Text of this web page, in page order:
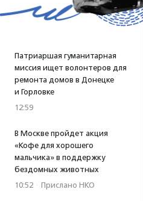
Патриаршая гуманитарная
миссия ищет волонтеров для
ремонта домов в Донецке
и Горловке
12:59
В Москве пройдет акция
«Кофе для хорошего
мальчика» в поддержку
бездомных животных
10:52 · Прислано НКО